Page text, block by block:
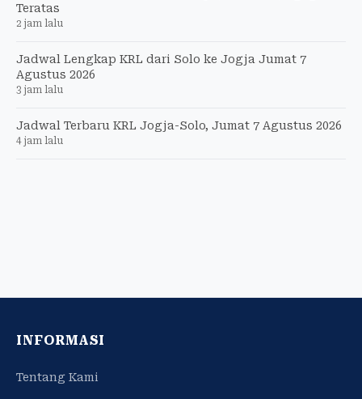
Teratas
2 jam lalu
Jadwal Lengkap KRL dari Solo ke Jogja Jumat 7
Agustus 2026
3 jam lalu
Jadwal Terbaru KRL Jogja-Solo, Jumat 7 Agustus 2026
4 jam lalu
INFORMASI
Tentang Kami